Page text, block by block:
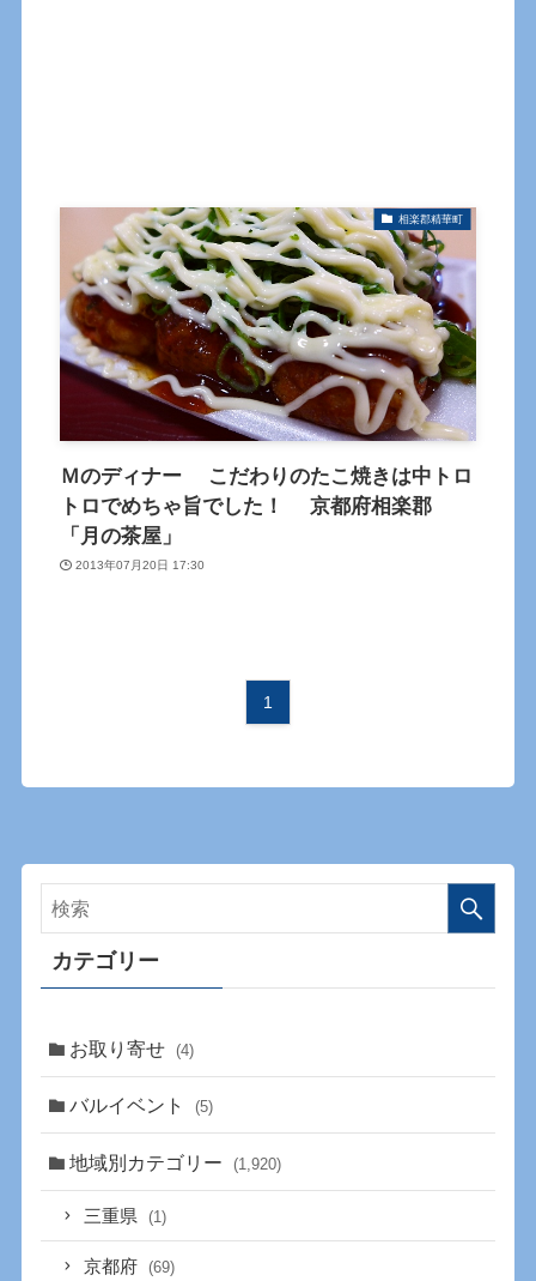
相楽郡精華町
Ｍのディナー こだわりのたこ焼きは中トロ
トロでめちゃ旨でした！ 京都府相楽郡
「月の茶屋」
2013年07月20日 17:30
1
カテゴリー
お取り寄せ (4)
バルイベント (5)
地域別カテゴリー (1,920)
三重県 (1)
京都府 (69)